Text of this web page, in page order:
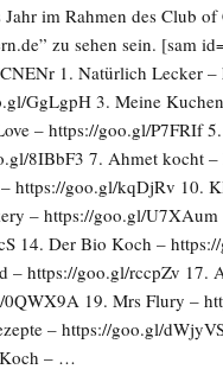
im Rahmen des Club
zu sehen sein. [sam
1. ​Natürlich Lecker
GgLgpH 3. Meine
– https://goo.gl/P7FRIf
8IBbF3 7. Ahmet kocht
https://goo.gl/kqDjRv 10.
– https://goo.gl/
14. Der Bio Koch –
– https://goo.gl/rccpZv 17.
19. Mrs Flury –
– https://goo.gl/
– …